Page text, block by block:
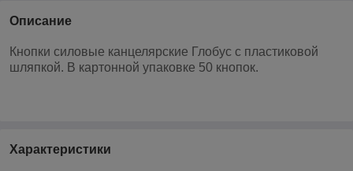
Описание
Кнопки силовые канцелярские Глобус с пластиковой
шляпкой. В картонной упаковке 50 кнопок.
Характеристики